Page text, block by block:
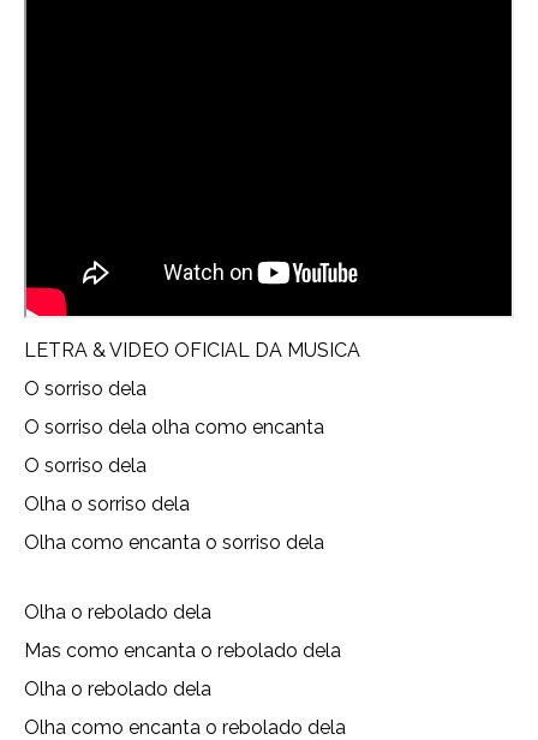
LETRA & VIDEO OFICIAL DA MUSICA
O sorriso dela
O sorriso dela olha como encanta
O sorriso dela
Olha o sorriso dela
Olha como encanta o sorriso dela
Olha o rebolado dela
Mas como encanta o rebolado dela
Olha o rebolado dela
Olha como encanta o rebolado dela